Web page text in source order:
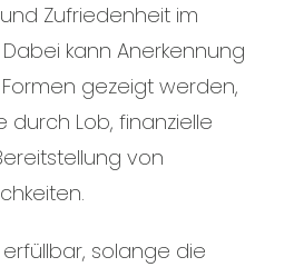
Zufriedenheit im
kann Anerkennung
gezeigt werden,
durch Lob, finanzielle
von
solange die